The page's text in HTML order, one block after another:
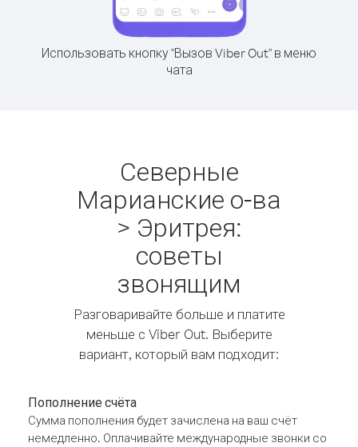
Использовать кнопку "Вызов Viber Out" в меню
чата
Северные
Марианские о-ва
> Эритрея:
советы
звонящим
Разговаривайте больше и платите
меньше с Viber Out. Выберите
вариант, который вам подходит:
Пополнение счёта
Сумма пополнения будет зачислена на ваш счёт
немедленно. Оплачивайте международные звонки со